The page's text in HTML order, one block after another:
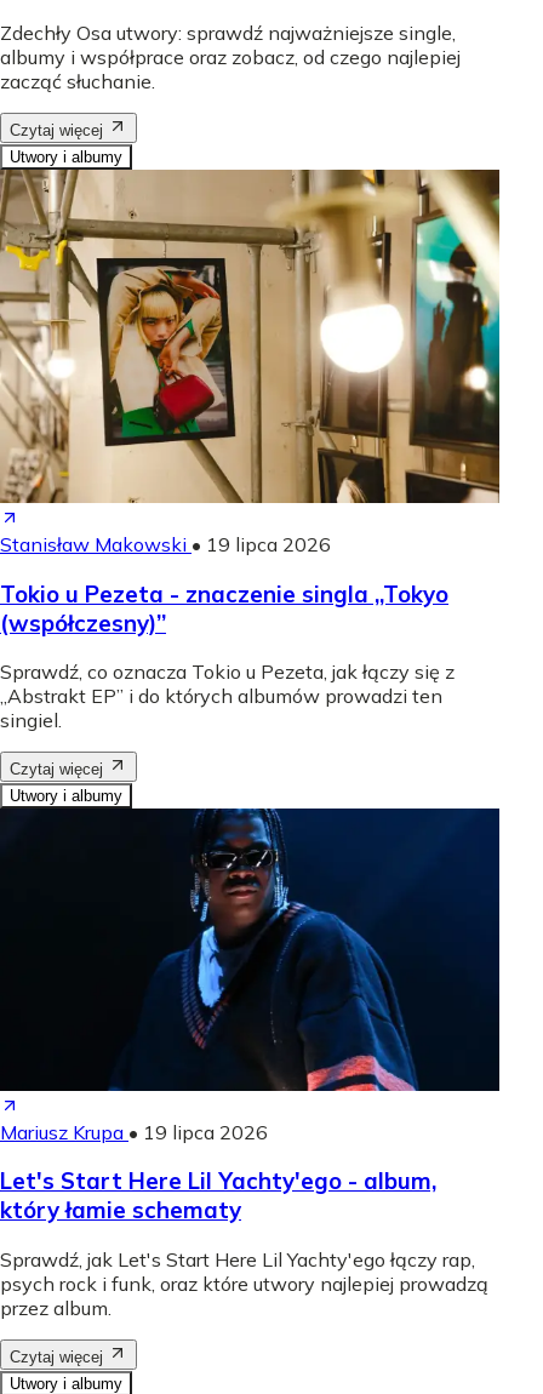
Zdechły Osa utwory: sprawdź najważniejsze single,
albumy i współprace oraz zobacz, od czego najlepiej
zacząć słuchanie.
Czytaj więcej
Utwory i albumy
Stanisław Makowski • 19 lipca 2026
Tokio u Pezeta - znaczenie singla „Tokyo
(współczesny)”
Sprawdź, co oznacza Tokio u Pezeta, jak łączy się z
„Abstrakt EP” i do których albumów prowadzi ten
singiel.
Czytaj więcej
Utwory i albumy
Mariusz Krupa • 19 lipca 2026
Let's Start Here Lil Yachty'ego - album,
który łamie schematy
Sprawdź, jak Let's Start Here Lil Yachty'ego łączy rap,
psych rock i funk, oraz które utwory najlepiej prowadzą
przez album.
Czytaj więcej
Utwory i albumy